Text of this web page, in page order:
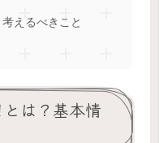
えるべきこと
は？基本情